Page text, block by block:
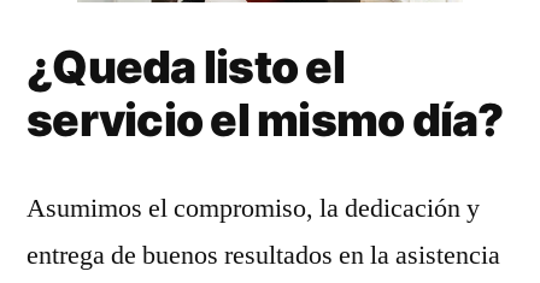
¿Queda listo el
servicio el mismo día?
Asumimos el compromiso, la dedicación y
entrega de buenos resultados en la asistencia